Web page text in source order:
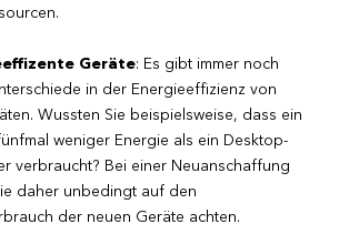
Geräte: Es gibt immer noch
in der Energieeffizienz von
Wussten Sie beispielsweise, dass ein
weniger Energie als ein Desktop-
verbraucht? Bei einer Neuanschaffung
daher unbedingt auf den
der neuen Geräte achten.